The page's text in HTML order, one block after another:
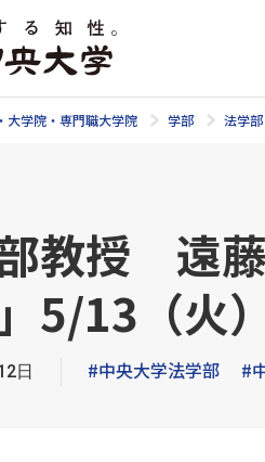
大学院・専門職大学院 学部 法学部
教授 遠藤
5/13（火
日 #中央大学法学部 #